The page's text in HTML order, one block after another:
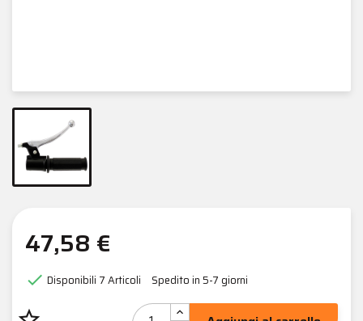
47,58 €
 Disponibili 7 Articoli Spedito in 5-7 giorni